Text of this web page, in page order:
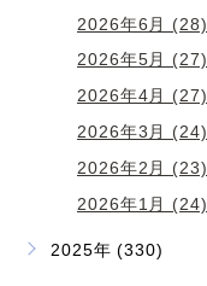
2026年6月 (28)
2026年5月 (27)
2026年4月 (27)
2026年3月 (24)
2026年2月 (23)
2026年1月 (24)
2025年 (330)